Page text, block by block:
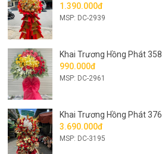
1.390.000đ
MSP: DC-2939
Khai Trương Hồng Phát 358
990.000đ
MSP: DC-2961
Khai Trương Hồng Phát 376
3.690.000đ
MSP: DC-3195